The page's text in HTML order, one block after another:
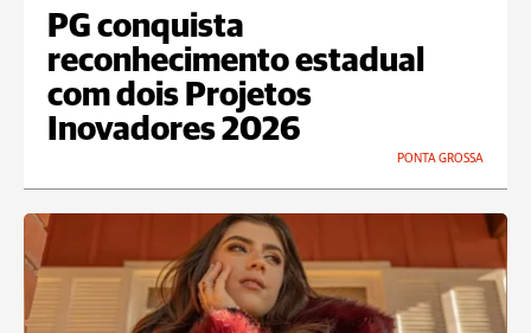
PG conquista
reconhecimento estadual
com dois Projetos
Inovadores 2026
PONTA GROSSA